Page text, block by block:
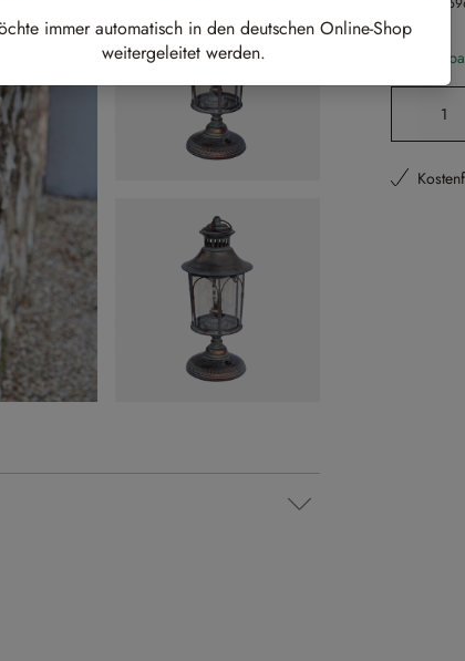
immer automatisch in den deutschen Online-Shop
weitergeleitet werden.